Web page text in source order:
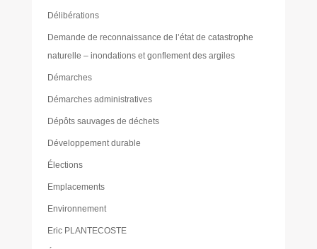
Délibérations
Demande de reconnaissance de l’état de catastrophe
naturelle – inondations et gonflement des argiles
Démarches
Démarches administratives
Dépôts sauvages de déchets
Développement durable
Élections
Emplacements
Environnement
Eric PLANTECOSTE